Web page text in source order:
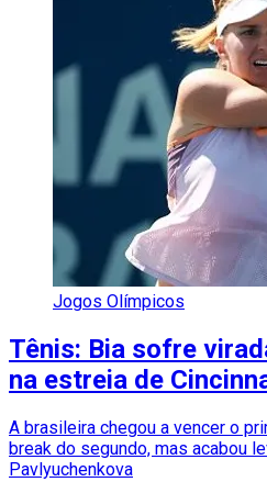
Jogos Olímpicos
Tênis: Bia sofre
na estreia de
A brasileira chegou a vencer o
break do segundo, mas acabou
Pavlyuchenkova